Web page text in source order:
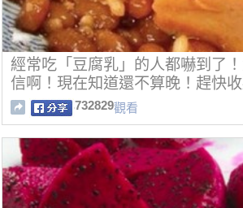
經常吃「豆腐乳」的人都嚇到了
信啊！現在知道還不算晚！趕快收
732829觀看